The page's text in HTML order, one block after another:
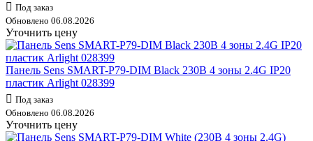
Под заказ
Обновлено 06.08.2026
Уточнить цену
Панель Sens SMART-P79-DIM Black 230В 4 зоны 2.4G IP20
пластик Arlight 028399
Под заказ
Обновлено 06.08.2026
Уточнить цену